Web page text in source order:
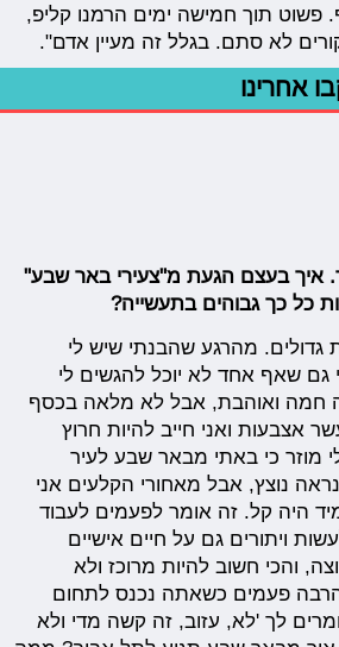
פשוט תוך חמישה ימים הרמנו קליפ,
לא סתם. בגלל זה מעיין אדם".
אחרינו
איך בעצם הגעת מ"צעירי באר שבע"
כל כך גבוהים בתעשייה?
גדולים. מהרגע שהבנתי שיש לי
גם שאף אחד לא יוכל להגשים לי
חמה ואוהבת, אבל לא מלאה בכסף
אצבעות ואני חייב להיות חרוץ
מוזר כי באתי מבאר שבע לעיר
נוצץ, אבל מאחורי הקלעים אני
היה קל. זה אומר לפעמים לעבוד
לעשות ויתורים גם על חיים אישיים
והכי חשוב להיות מרוכז ולא
פעמים כשאתה נכנס לתחום
לך 'לא, עזוב, זה קשה מדי ולא